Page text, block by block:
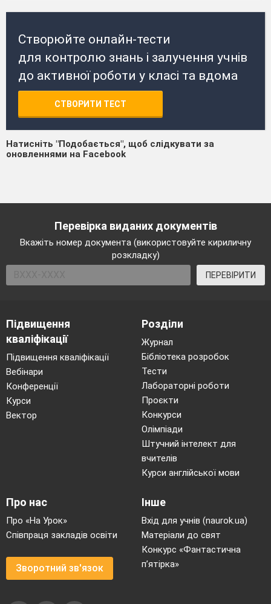
Створюйте онлайн-тести
для контролю знань і залучення учнів
до активної роботи у класі та вдома
СТВОРИТИ ТЕСТ
Натисніть "Подобається", щоб слідкувати за
оновленнями на Facebook
Перевірка виданих документів
Вкажіть номер документа (використовуйте кириличну
розкладку)
ПЕРЕВІРИТИ
Підвищення
кваліфікації
Підвищення кваліфікації
Вебінари
Конференції
Курси
Вектор
Розділи
Журнал
Бібліотека розробок
Тести
Лабораторні роботи
Проєкти
Конкурси
Олімпіади
Штучний інтелект для
вчителів
Курси англійської мови
Про нас
Про «На Урок»
Співпраця закладів освіти
Зворотний зв'язок
Інше
Вхід для учнів (naurok.ua)
Матеріали до свят
Конкурс «Фантастична
п’ятірка»